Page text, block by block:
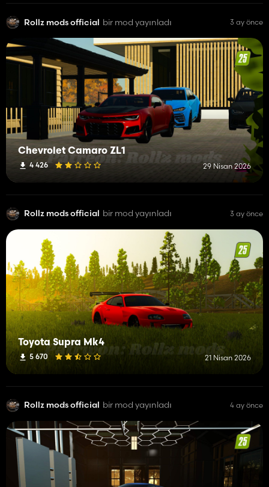
Rollz mods official bir mod yayınladı 3 ay önce
Chevrolet Camaro ZL1
4 426 29 Nisan 2026
Rollz mods official bir mod yayınladı 3 ay önce
Toyota Supra Mk4
5 670 21 Nisan 2026
Rollz mods official bir mod yayınladı 4 ay önce